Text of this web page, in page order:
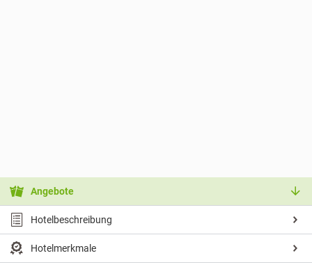
Angebote
Hotelbeschreibung
Hotelmerkmale